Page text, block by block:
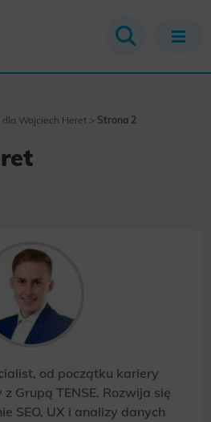
Wojciech Heret > Strona 2
od początku kariery
Grupą TENSE. Rozwija się
SEO, UX i analizy danych